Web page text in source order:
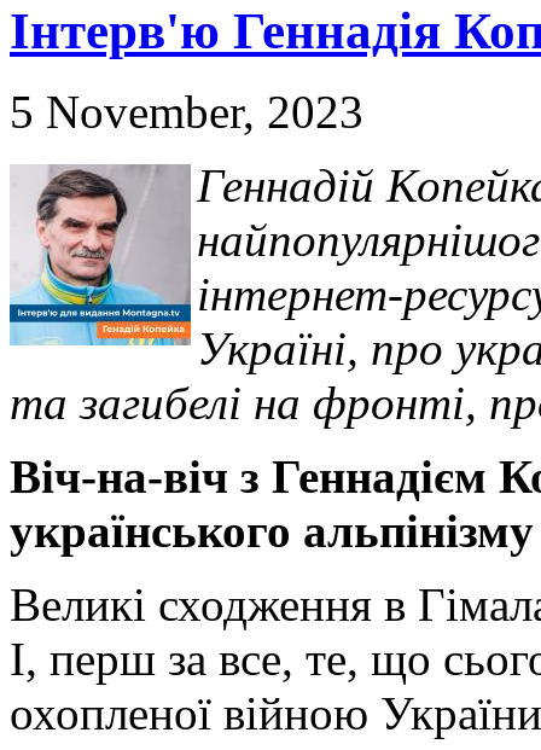
Інтерв'ю Геннадія
5 November, 2023
Геннадій
інтернет-
Україні, про
та загибелі на фронті,
Віч-на-віч з Геннадієм
українського альпінізму
Великі сходження в
І, перш за все, те, що
охопленої війною